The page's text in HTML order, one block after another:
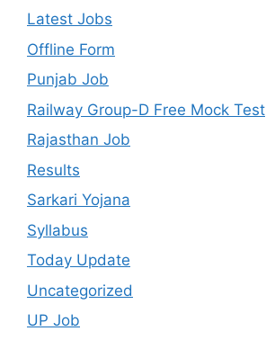
Latest Jobs
Offline Form
Punjab Job
Railway Group-D Free Mock Test
Rajasthan Job
Results
Sarkari Yojana
Syllabus
Today Update
Uncategorized
UP Job